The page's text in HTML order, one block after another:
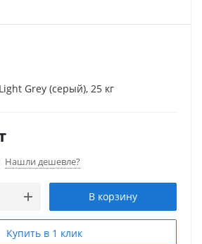
Grey (серый), 25 кг
Нашли дешевле?
В корзину
Купить в 1 клик